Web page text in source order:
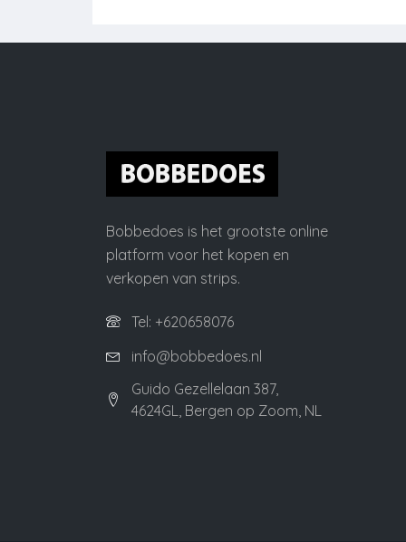
Bobbedoes is het grootste online
platform voor het kopen en
verkopen van strips.
Tel: +620658076
info@bobbedoes.nl
Guido Gezellelaan 387,
4624GL, Bergen op Zoom, NL